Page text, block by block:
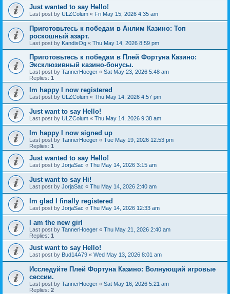
Just wanted to say Hello!
Last post by ULZColum « Fri May 15, 2026 4:35 am
Приготовьтесь к победам в Анлим Казино: Топ
роскошный азарт.
Last post by KandisOg « Thu May 14, 2026 8:59 pm
Приготовьтесь к победам в Плей Фортуна Казино:
Эксклюзивный казино-бонусы.
Last post by TannerHoeger « Sat May 23, 2026 5:48 am
Replies: 1
Im happy I now registered
Last post by ULZColum « Thu May 14, 2026 4:57 pm
Just want to say Hello!
Last post by ULZColum « Thu May 14, 2026 9:38 am
Im happy I now signed up
Last post by TannerHoeger « Tue May 19, 2026 12:53 pm
Replies: 1
Just wanted to say Hello!
Last post by JorjaSac « Thu May 14, 2026 3:15 am
Just want to say Hi!
Last post by JorjaSac « Thu May 14, 2026 2:40 am
Im glad I finally registered
Last post by JorjaSac « Thu May 14, 2026 12:33 am
I am the new girl
Last post by TannerHoeger « Thu May 21, 2026 2:40 am
Replies: 1
Just want to say Hello!
Last post by Bud14A79 « Wed May 13, 2026 8:01 am
Исследуйте Плей Фортуна Казино: Волнующий игровые
сессии.
Last post by TannerHoeger « Sat May 16, 2026 5:21 am
Replies: 2